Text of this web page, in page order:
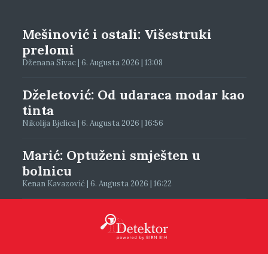
Mešinović i ostali: Višestruki
prelomi
Dženana Sivac | 6. Augusta 2026 | 13:08
Dželetović: Od udaraca modar kao
tinta
Nikolija Bjelica | 6. Augusta 2026 | 16:56
Marić: Optuženi smješten u
bolnicu
Kenan Kavazović | 6. Augusta 2026 | 16:22